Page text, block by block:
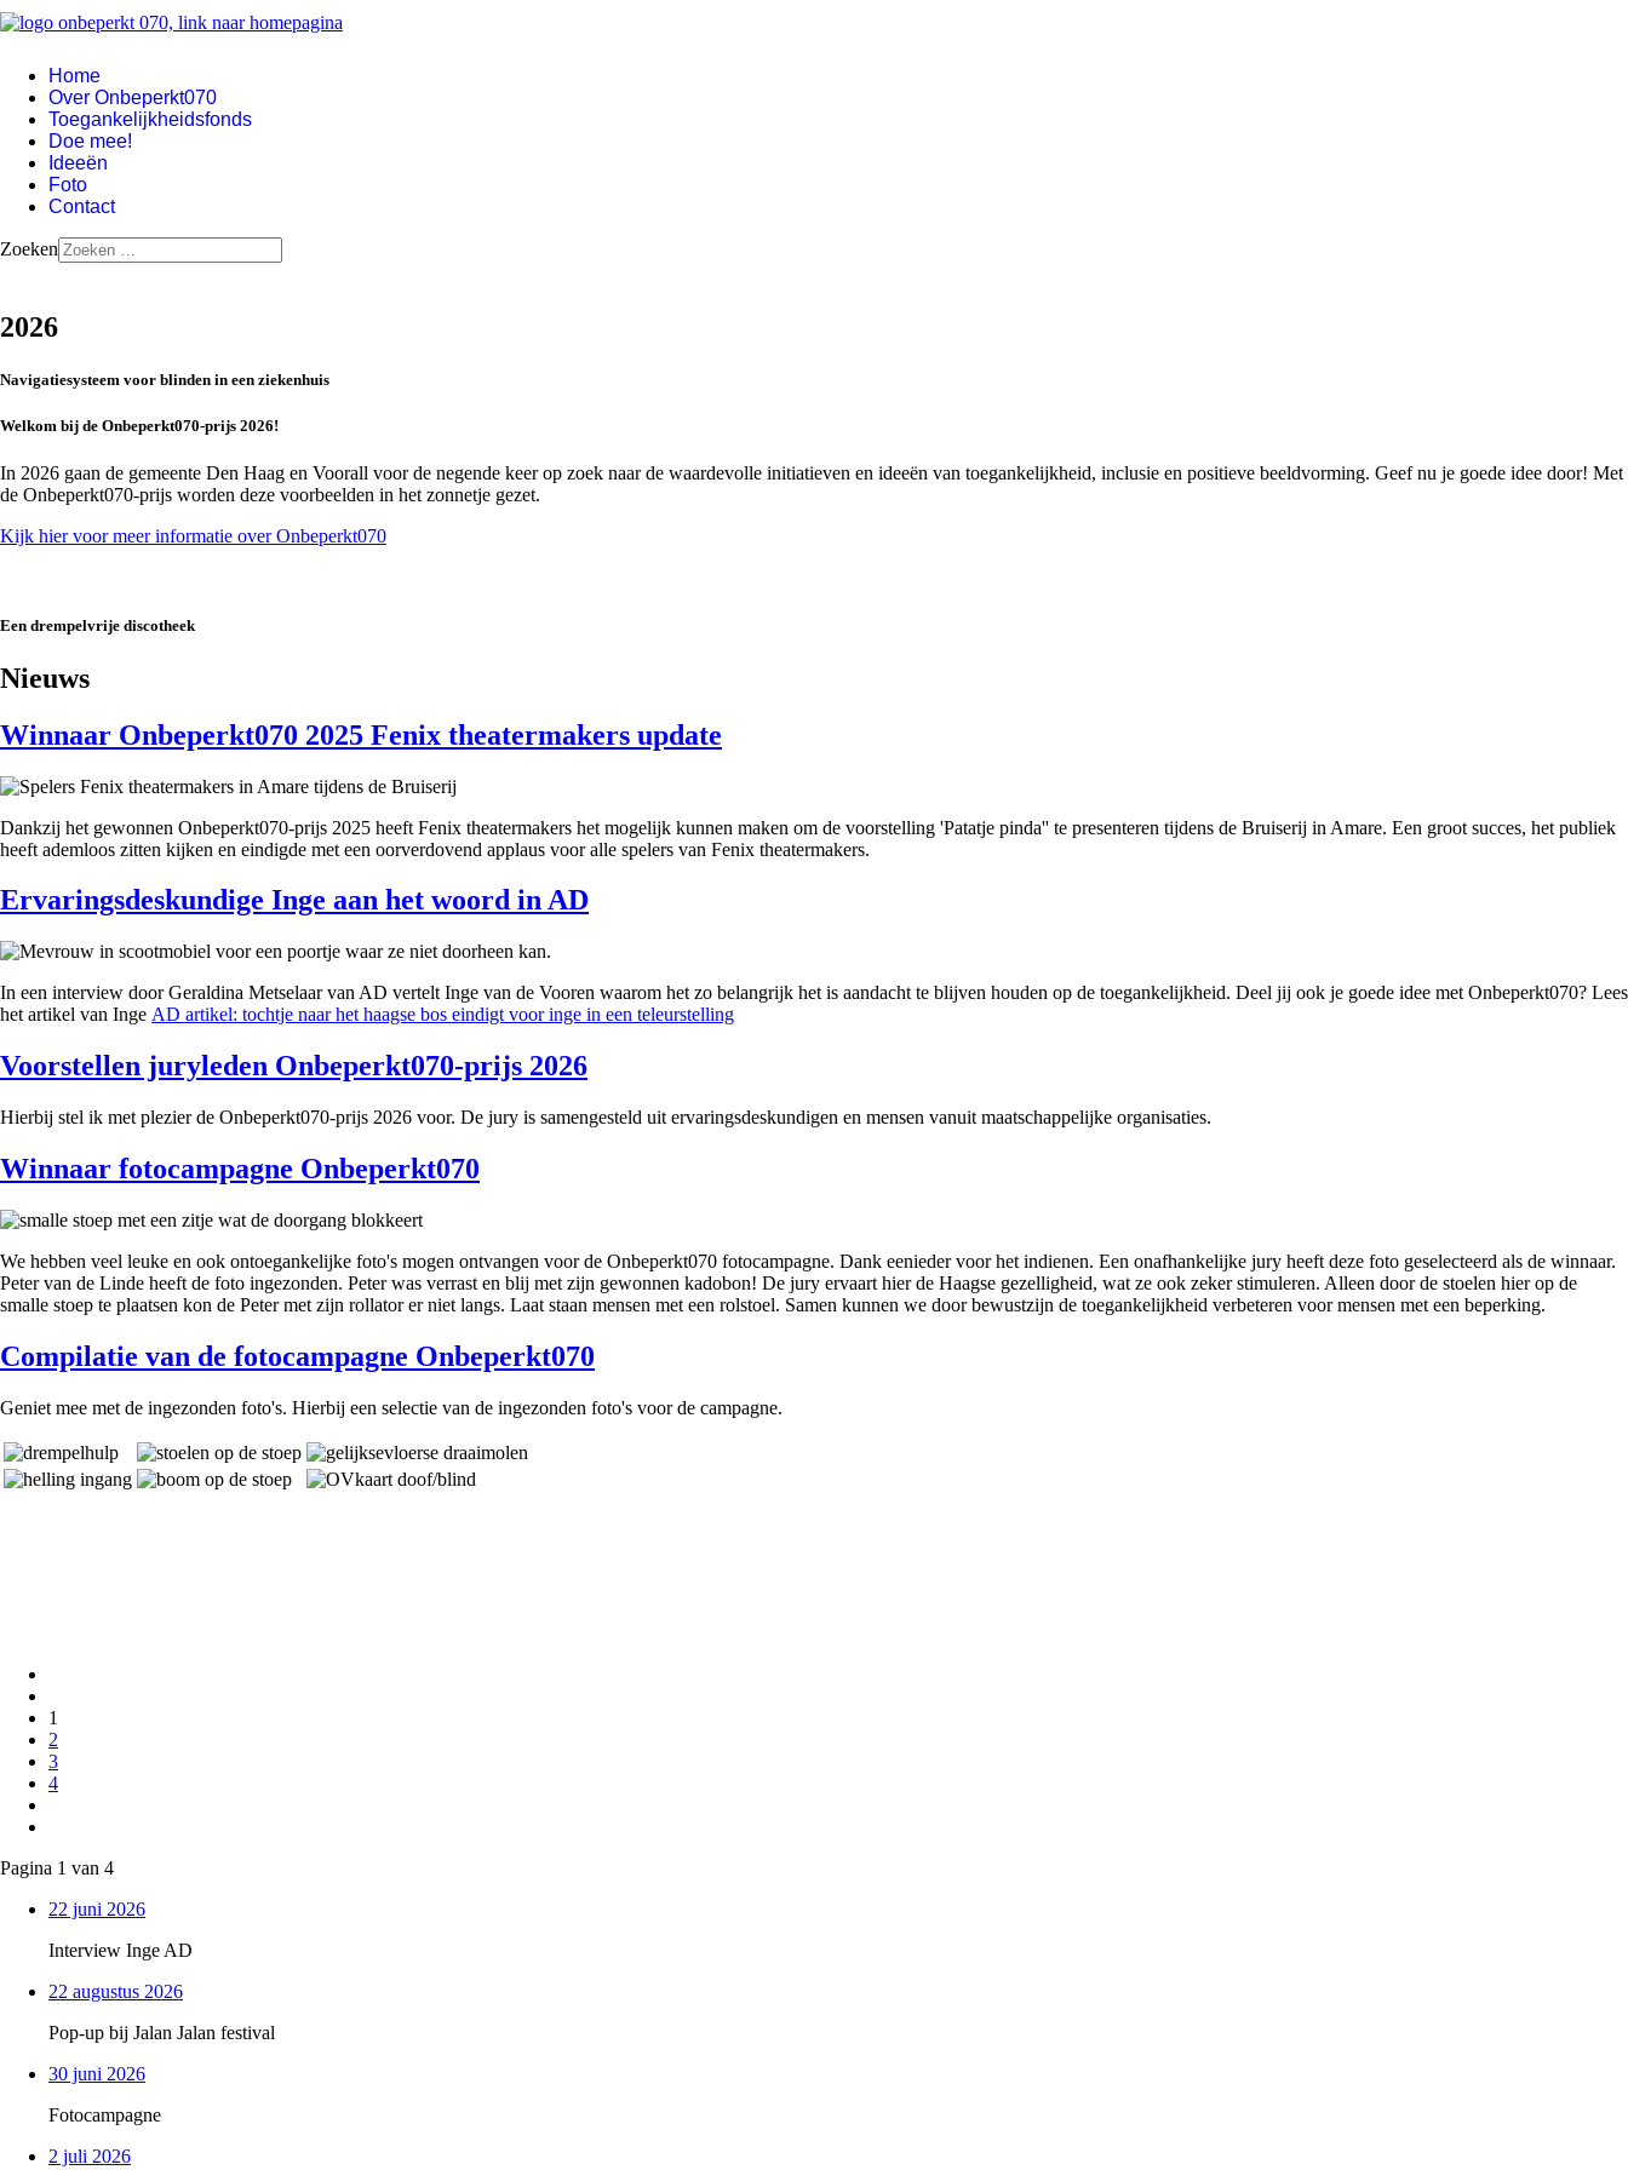
Home
Over Onbeperkt070
Toegankelijkheidsfonds
Doe mee!
Ideeën
Foto
Contact
Zoeken
2026
Navigatiesysteem voor blinden in een ziekenhuis
Welkom bij de Onbeperkt070-prijs 2026!
In 2026 gaan de gemeente Den Haag en Voorall voor de negende keer op zoek naar de waardevolle initiatieven en ideeën van toegankelijkheid, inclusie en positieve beeldvorming. Geef nu je goede idee door! Met
de Onbeperkt070-prijs worden deze voorbeelden in het zonnetje gezet.
Kijk hier voor meer informatie over Onbeperkt070
Een drempelvrije discotheek
Nieuws
Winnaar Onbeperkt070 2025 Fenix theatermakers update
Dankzij het gewonnen Onbeperkt070-prijs 2025 heeft Fenix theatermakers het mogelijk kunnen maken om de voorstelling 'Patatje pinda'' te presenteren tijdens de Bruiserij in Amare. Een groot succes, het publiek
heeft ademloos zitten kijken en eindigde met een oorverdovend applaus voor alle spelers van Fenix theatermakers.
Ervaringsdeskundige Inge aan het woord in AD
In een interview door Geraldina Metselaar van AD vertelt Inge van de Vooren waarom het zo belangrijk het is aandacht te blijven houden op de toegankelijkheid. Deel jij ook je goede idee met Onbeperkt070? Lees
het artikel van Inge AD artikel: tochtje naar het haagse bos eindigt voor inge in een teleurstelling
Voorstellen juryleden Onbeperkt070-prijs 2026
Hierbij stel ik met plezier de Onbeperkt070-prijs 2026 voor. De jury is samengesteld uit ervaringsdeskundigen en mensen vanuit maatschappelijke organisaties.
Winnaar fotocampagne Onbeperkt070
We hebben veel leuke en ook ontoegankelijke foto's mogen ontvangen voor de Onbeperkt070 fotocampagne. Dank eenieder voor het indienen. Een onafhankelijke jury heeft deze foto geselecteerd als de winnaar.
Peter van de Linde heeft de foto ingezonden. Peter was verrast en blij met zijn gewonnen kadobon! De jury ervaart hier de Haagse gezelligheid, wat ze ook zeker stimuleren. Alleen door de stoelen hier op de
smalle stoep te plaatsen kon de Peter met zijn rollator er niet langs. Laat staan mensen met een rolstoel. Samen kunnen we door bewustzijn de toegankelijkheid verbeteren voor mensen met een beperking.
Compilatie van de fotocampagne Onbeperkt070
Geniet mee met de ingezonden foto's. Hierbij een selectie van de ingezonden foto's voor de campagne.
1
2
3
4
Pagina 1 van 4
22 juni 2026
Interview Inge AD
22 augustus 2026
Pop-up bij Jalan Jalan festival
30 juni 2026
Fotocampagne
2 juli 2026